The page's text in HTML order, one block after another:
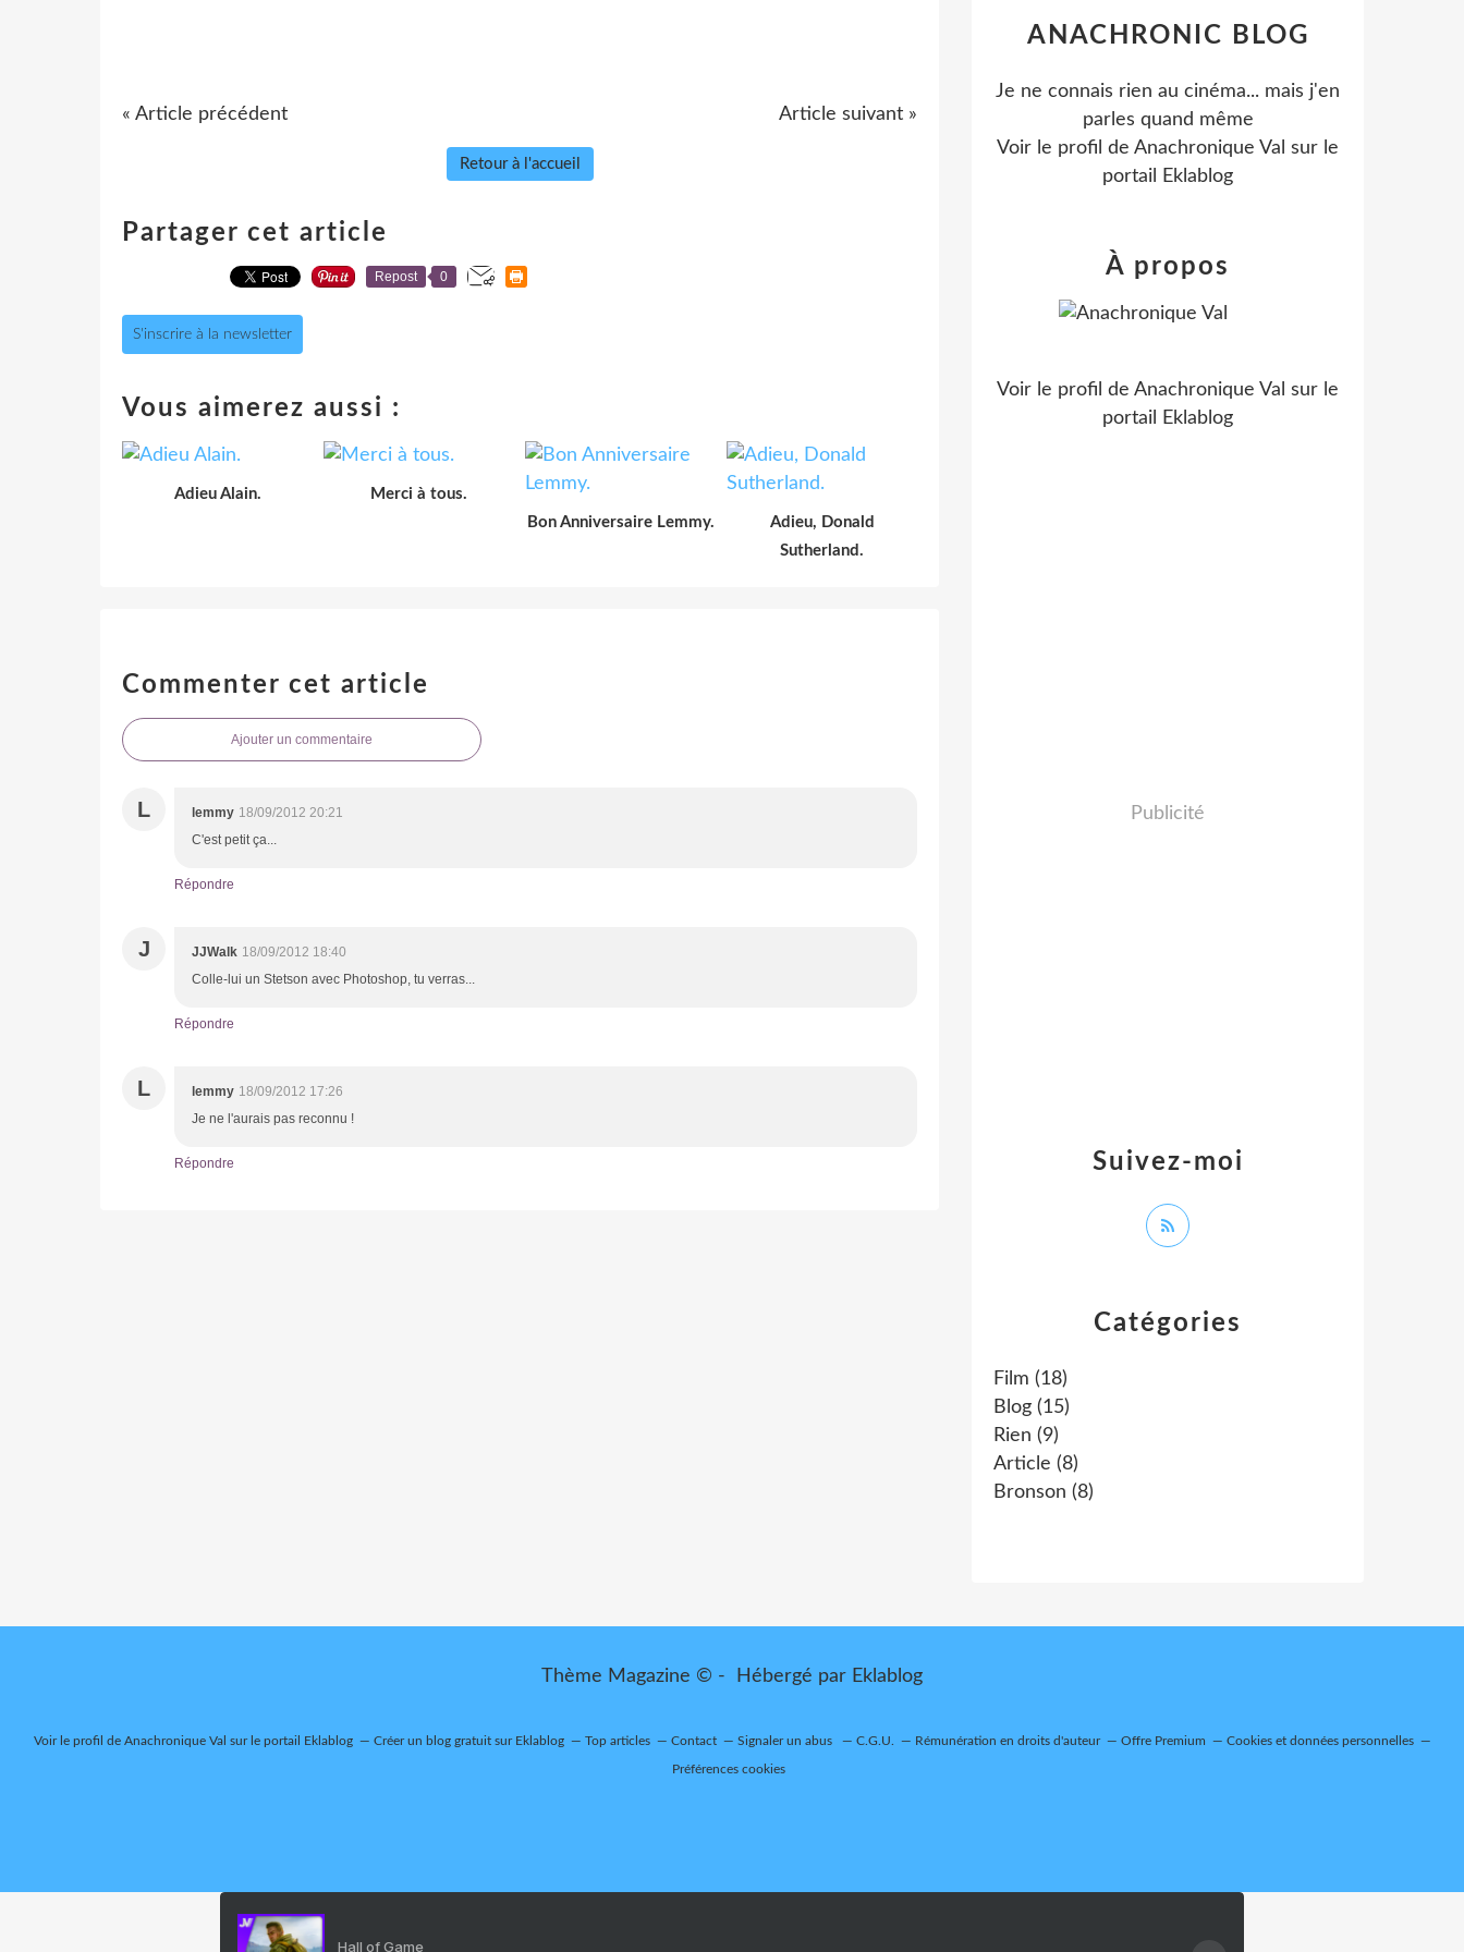
« Article précédent Article suivant »
Retour à l'accueil
Partager cet article
Repost 0
S'inscrire à la newsletter
Vous aimerez aussi :
Adieu Alain.
Merci à tous.
Bon Anniversaire Lemmy.
Adieu, Donald
Sutherland.
Commenter cet article
Ajouter un commentaire
L lemmy 18/09/2012 20:21
C'est petit ça...
Répondre
J JJWalk 18/09/2012 18:40
Colle-lui un Stetson avec Photoshop, tu verras...
Répondre
L lemmy 18/09/2012 17:26
Je ne l'aurais pas reconnu !
Répondre
Catégories
Film (18)
Blog (15)
Rien (9)
Article (8)
Bronson (8)
ANACHRONIC BLOG
Je ne connais rien au cinéma... mais j'en
parles quand même
Voir le profil de Anachronique Val sur le
portail Eklablog
Suivez-moi
À propos
Voir le profil de Anachronique Val sur le
portail Eklablog
Publicité
Thème Magazine © - Hébergé par Eklablog
Voir le profil de Anachronique Val sur le portail Eklablog Créer un blog gratuit sur Eklablog Top articles Contact Signaler un abus C.G.U. Rémunération en droits d'auteur Offre Premium Cookies et données personnelles
Préférences cookies
Hall of Game